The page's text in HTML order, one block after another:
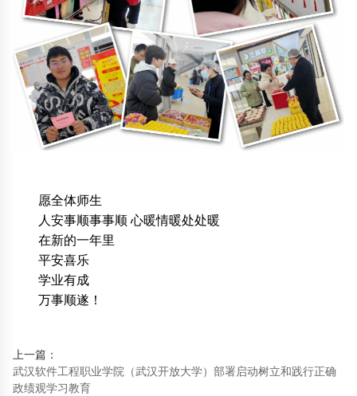
愿全体师生
人安事顺事事顺 心暖情暖处处暖
在新的一年里
平安喜乐
学业有成
万事顺遂！
上一篇：
武汉软件工程职业学院（武汉开放大学）部署启动树立和践行正确
政绩观学习教育